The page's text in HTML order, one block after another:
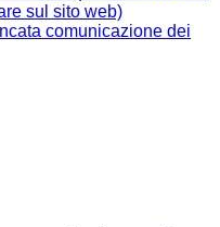
sul sito web)
comunicazione dei